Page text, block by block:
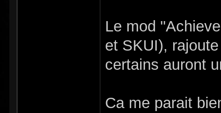
Le mod
et SKUI),
certains auront
Ca me parait